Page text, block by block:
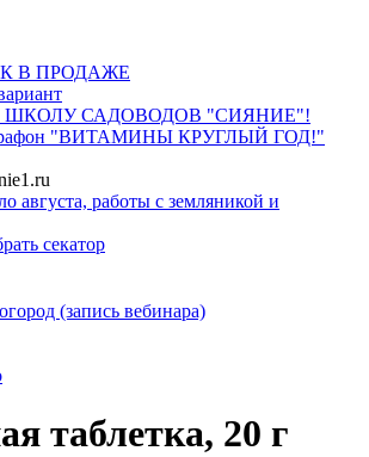
В ПРОДАЖЕ
САДОВОДОВ "СИЯНИЕ"!
"ВИТАМИНЫ КРУГЛЫЙ ГОД!"
августа, работы с земляникой и
секатор
(запись вебинара)
таблетка, 20 г